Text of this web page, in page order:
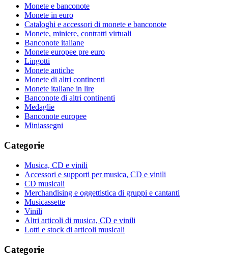
Monete e banconote
Monete in euro
Cataloghi e accessori di monete e banconote
Monete, miniere, contratti virtuali
Banconote italiane
Monete europee pre euro
Lingotti
Monete antiche
Monete di altri continenti
Monete italiane in lire
Banconote di altri continenti
Medaglie
Banconote europee
Miniassegni
Categorie
Musica, CD e vinili
Accessori e supporti per musica, CD e vinili
CD musicali
Merchandising e oggettistica di gruppi e cantanti
Musicassette
Vinili
Altri articoli di musica, CD e vinili
Lotti e stock di articoli musicali
Categorie